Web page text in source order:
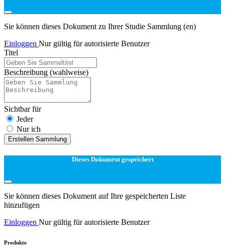
Sie können dieses Dokument zu Ihrer Studie Sammlung (en)
Einloggen Nur gültig für autorisierte Benutzer
Titel
Beschreibung (wahlweise)
Sichtbar für
Jeder
Nur ich
Erstellen Sammlung
Dieses Dokument gespeichert
Sie können dieses Dokument auf Ihre gespeicherten Liste
hinzufügen
Einloggen Nur gültig für autorisierte Benutzer
Produkte